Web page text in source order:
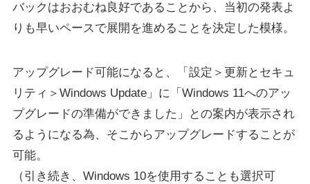
バックはおおむね良好であることから、当初の発表よ
りも早いペースで展開を進めることを決定した模様。
アップグレード可能になると、「設定＞更新とセキュ
リティ＞Windows Update」に「Windows 11へのアッ
プグレードの準備ができました」との案内が表示され
るようになる為、そこからアップグレードすることが
可能。
（引き続き、Windows 10を使用することも選択可